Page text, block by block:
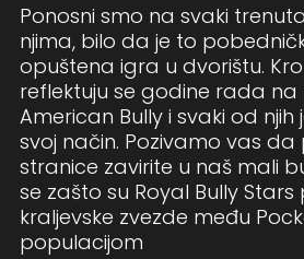
Ponosni smo na svaki
njima, bilo da je to
opuštena igra u dvorištu.
reflektuju se godine rada
American Bully i svaki od
svoj način. Pozivamo vas
stranice zavirite u naš mali
se zašto su Royal Bully Stars
kraljevske zvezde među
populacijom